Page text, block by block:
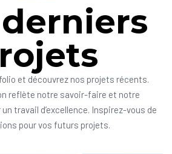
et découvrez nos projets récents.
reflète notre savoir-faire et notre
travail d’excellence. Inspirez-vous de
pour vos futurs projets.